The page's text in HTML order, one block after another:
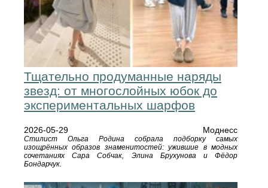
Тщательно продуманные наряды
звезд: от многослойных юбок до
экспериментальных шарфов
2026-05-29 Моднесс
Стилист Ольга Родина собрала подборку самых
изощрённых образов знаменитостей: ужившие в модных
сочетаниях Сара Собчак, Элина Брухунова и Фёдор
Бондарчук.